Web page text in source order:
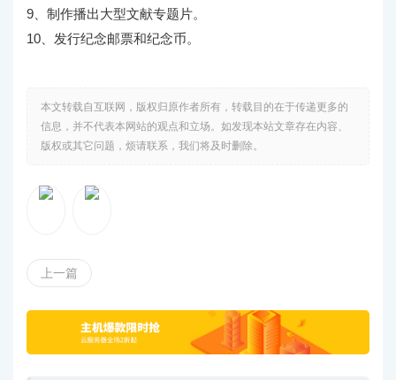
9、制作播出大型文献专题片。
10、发行纪念邮票和纪念币。
本文转载自互联网，版权归原作者所有，转载目的在于传递更多的
信息，并不代表本网站的观点和立场。如发现本站文章存在内容、
版权或其它问题，烦请联系，我们将及时删除。
上一篇